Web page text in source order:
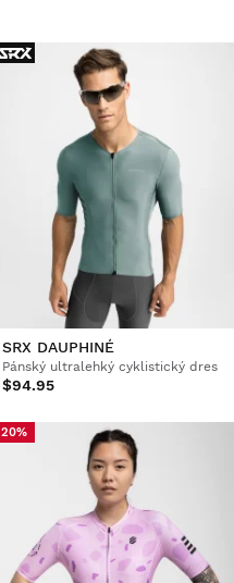
SRX DAUPHINÉ
Pánský ultralehký cyklistický dres
$94.95
20%